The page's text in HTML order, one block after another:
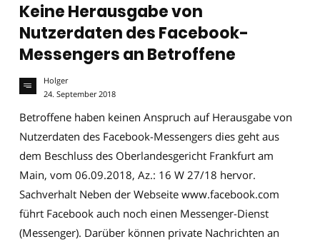
Keine Herausgabe von
Nutzerdaten des Facebook-
Messengers an Betroffene
Holger
24. September 2018
Betroffene haben keinen Anspruch auf Herausgabe von
Nutzerdaten des Facebook-Messengers dies geht aus
dem Beschluss des Oberlandesgericht Frankfurt am
Main, vom 06.09.2018, Az.: 16 W 27/18 hervor.
Sachverhalt Neben der Webseite www.facebook.com
führt Facebook auch noch einen Messenger-Dienst
(Messenger). Darüber können private Nachrichten an